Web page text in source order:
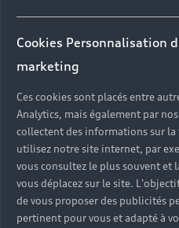
Cookies Personnalisation
marketing
Ces cookies sont placés entre
Analytics, mais également par
collectent des informations sur la
utilisez notre site internet, par
vous consultez le plus souvent et
vous déplacez sur le site.
de vous proposer des publicités
pertinent pour vous et adapté à